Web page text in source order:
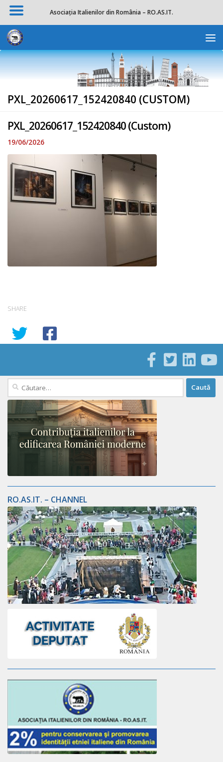
Skip to content
PXL_20260617_152420840 (CUSTOM)
PXL_20260617_152420840 (Custom)
19/06/2026
SHARE
Caută
după:
RO.AS.IT. – CHANNEL
Asociația Italienilor din România – RO.AS.IT.